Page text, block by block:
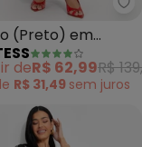
Longo
(Preto) em
deR$ 62,99R$
R$ 31,49 sem juros